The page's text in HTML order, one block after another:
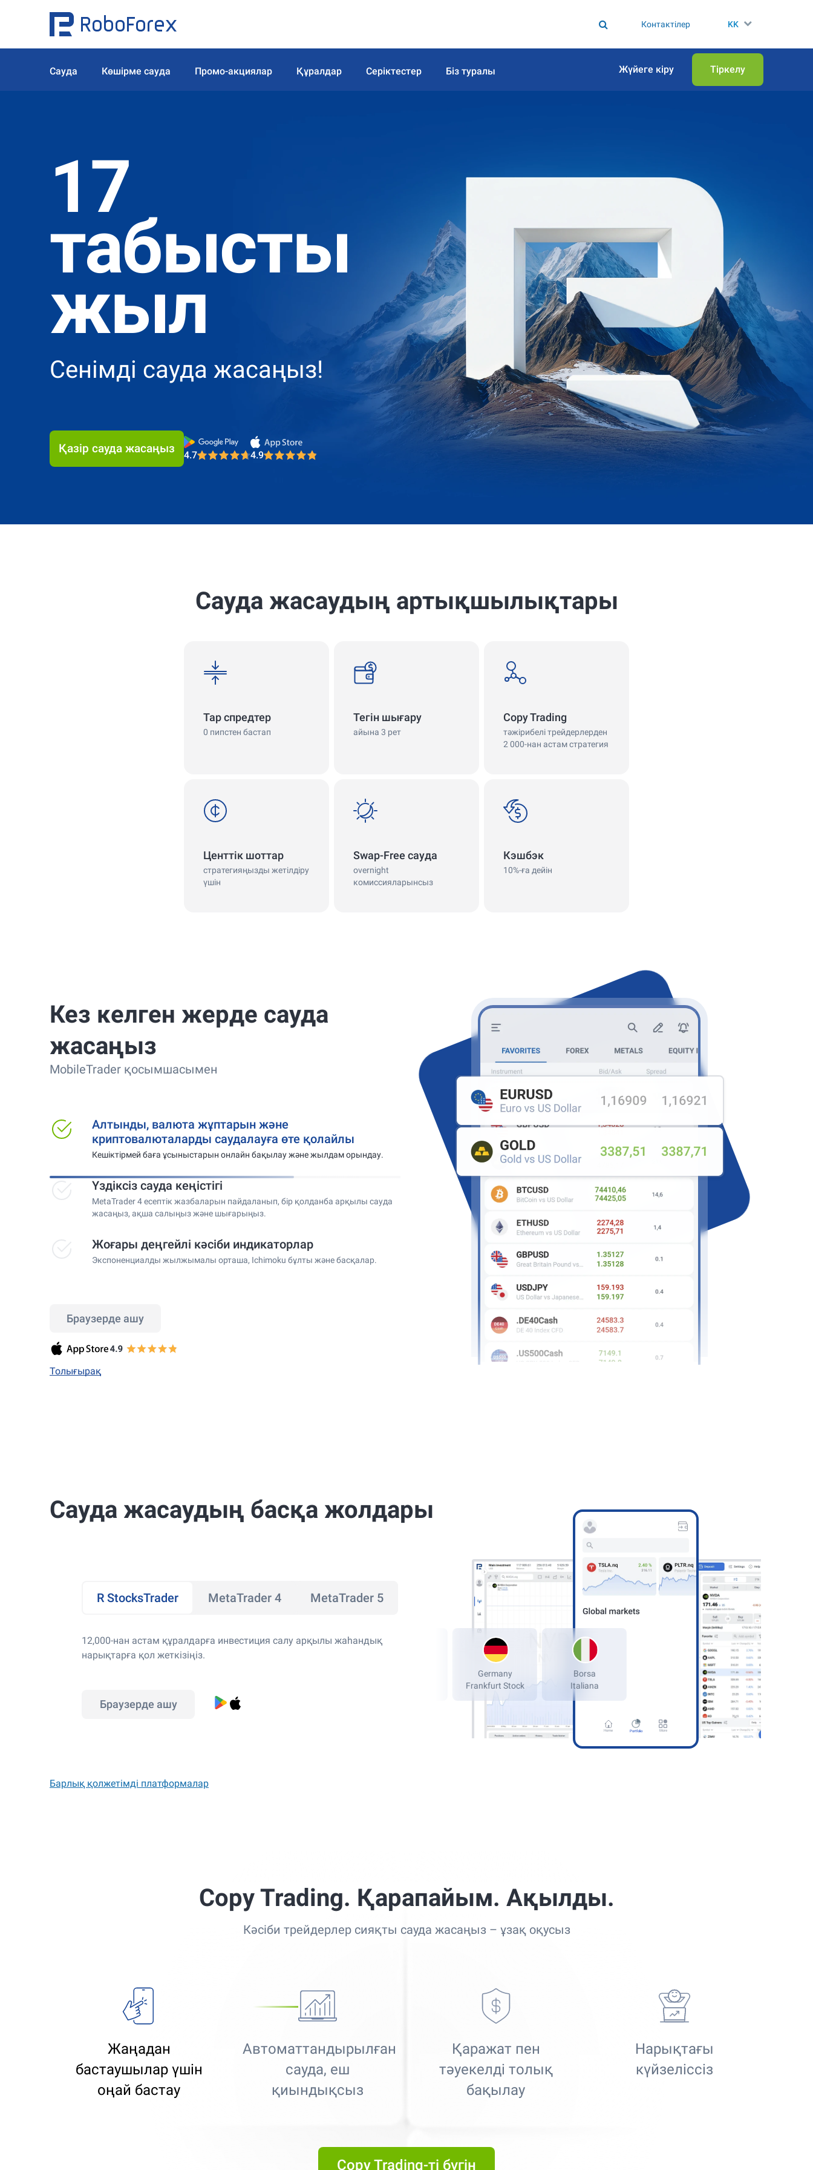
Контактілер KK
Сауда Көшірме сауда Промо-акциялар Құралдар Серіктестер Біз туралы Жүйеге кіру Тіркелу
17
табысты
жыл
Сенімді сауда жасаңыз!
Қазір сауда жасаңыз Most Trusted Broker 2025
Most Trusted Broker 2025
Сауда жасаудың артықшылықтары
Тар спредтер
0 пипстен бастап
Тегін шығару
айына 3 рет
Copy Trading
тәжірибелі трейдерлерден
2 000-нан астам стратегия
Центтік шоттар
стратегияңызды жетілдіру
үшін
Swap-Free сауда
overnight
комиссияларынсыз
Кэшбэк
10%-ға дейін
Кез келген жерде сауда
жасаңыз
MobileTrader қосымшасымен
Алтынды, валюта жұптарын және
криптовалюталарды саудалауға өте қолайлы
Кешіктірмей баға ұсыныстарын онлайн бақылау және жылдам орындау.
Үздіксіз сауда кеңістігі
MetaTrader 4 есептік жазбаларын пайдаланып, бір қолданба арқылы сауда
жасаңыз, ақша салыңыз және шығарыңыз.
Жоғары деңгейлі кәсіби индикаторлар
Экспоненциалды жылжымалы орташа, Ichimoku бұлты және басқалар.
Браузерде ашу
Толығырақ
Сауда жасаудың басқа жолдары
R StocksTrader MetaTrader 4 MetaTrader 5
12,000-нан астам құралдарға инвестиция салу арқылы жаһандық
нарықтарға қол жеткізіңіз.
Браузерде ашу
Home Portfolio More
NASDAQ, New
York
Frankfurt Stock
Барлық қолжетімді платформалар
Copy Trading. Қарапайым. Ақылды.
Кәсіби трейдерлер сияқты сауда жасаңыз – ұзақ оқусыз
Жаңадан
бастаушылар үшін
оңай бастау
Автоматтандырылған
сауда, еш
қиындықсыз
Қаражат пен
тәуекелді толық
бақылау
Нарықтағы
күйзеліссіз
Copy Trading-ті бүгін